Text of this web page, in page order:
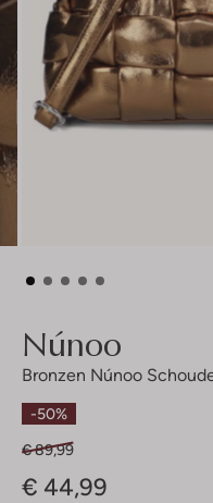
Núnoo
Bronzen Núnoo
-50%
€ 89,99
€ 44,99